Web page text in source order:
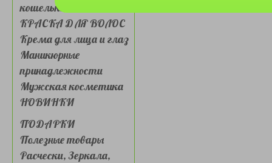
кошельки
КРАСКА ДЛЯ ВОЛОС
Крема для лица и глаз
Маникюрные
принадлежности
Мужская косметика
НОВИНКИ
ПОДАРКИ
Полезные товары
Расчески, Зеркала,